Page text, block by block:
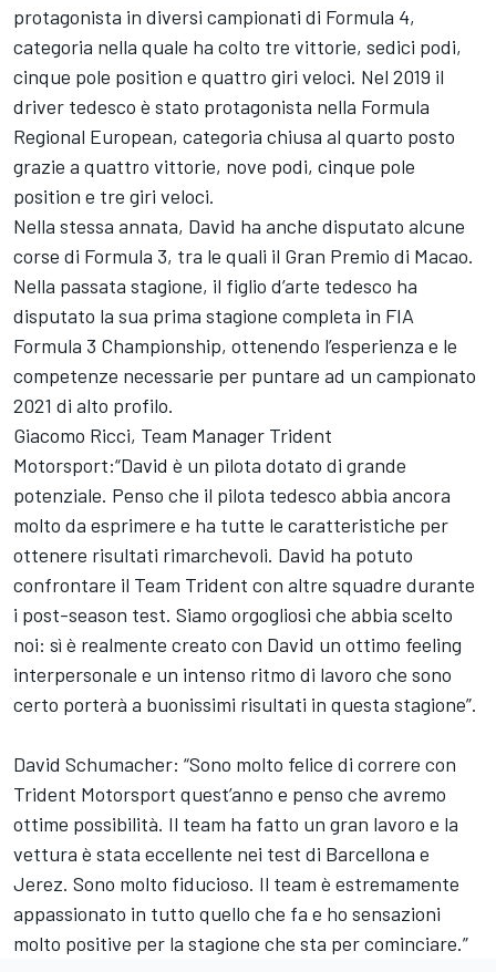
protagonista in diversi campionati di Formula 4,
categoria nella quale ha colto tre vittorie, sedici podi,
cinque pole position e quattro giri veloci. Nel 2019 il
driver tedesco è stato protagonista nella Formula
Regional European, categoria chiusa al quarto posto
grazie a quattro vittorie, nove podi, cinque pole
position e tre giri veloci.
Nella stessa annata, David ha anche disputato alcune
corse di Formula 3, tra le quali il Gran Premio di Macao.
Nella passata stagione, il figlio d’arte tedesco ha
disputato la sua prima stagione completa in FIA
Formula 3 Championship, ottenendo l’esperienza e le
competenze necessarie per puntare ad un campionato
2021 di alto profilo.
Giacomo Ricci, Team Manager Trident
Motorsport:“David è un pilota dotato di grande
potenziale. Penso che il pilota tedesco abbia ancora
molto da esprimere e ha tutte le caratteristiche per
ottenere risultati rimarchevoli. David ha potuto
confrontare il Team Trident con altre squadre durante
i post-season test. Siamo orgogliosi che abbia scelto
noi: sì è realmente creato con David un ottimo feeling
interpersonale e un intenso ritmo di lavoro che sono
certo porterà a buonissimi risultati in questa stagione”.
David Schumacher: “Sono molto felice di correre con
Trident Motorsport quest’anno e penso che avremo
ottime possibilità. Il team ha fatto un gran lavoro e la
vettura è stata eccellente nei test di Barcellona e
Jerez. Sono molto fiducioso. Il team è estremamente
appassionato in tutto quello che fa e ho sensazioni
molto positive per la stagione che sta per cominciare.”